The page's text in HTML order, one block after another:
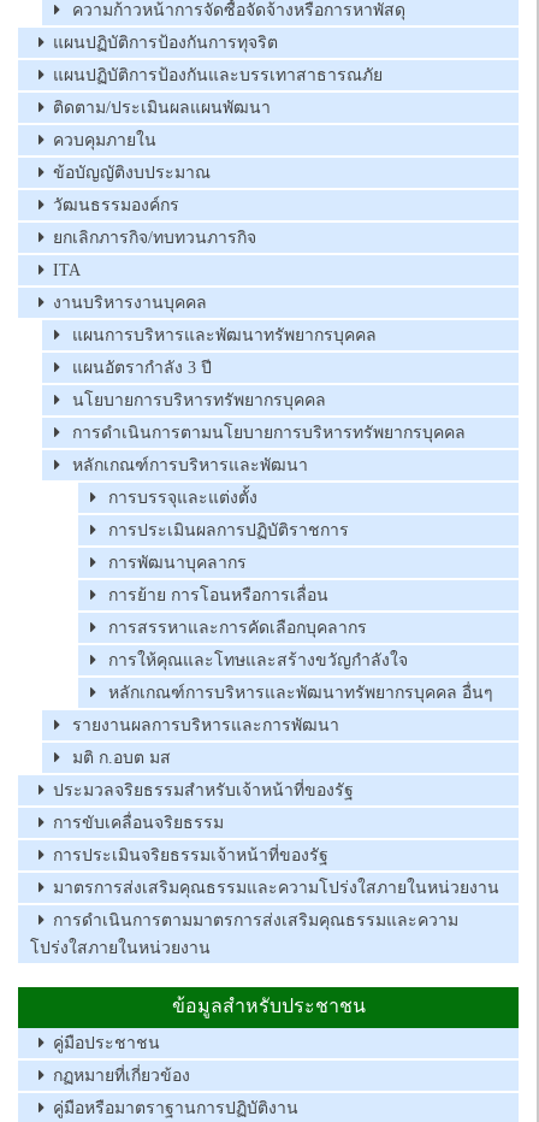
ความก้าวหน้าการจัดซื้อจัดจ้างหรือการหาพัสดุ
แผนปฏิบัติการป้องกันการทุจริต
แผนปฏิบัติการป้องกันและบรรเทาสาธารณภัย
ติดตาม/ประเมินผลแผนพัฒนา
ควบคุมภายใน
ข้อบัญญัติงบประมาณ
วัฒนธรรมองค์กร
ยกเลิกภารกิจ/ทบทวนภารกิจ
ITA
งานบริหารงานบุคคล
แผนการบริหารและพัฒนาทรัพยากรบุคคล
แผนอัตรากำลัง 3 ปี
นโยบายการบริหารทรัพยากรบุคคล
การดำเนินการตามนโยบายการบริหารทรัพยากรบุคคล
หลักเกณฑ์การบริหารและพัฒนา
การบรรจุและแต่งตั้ง
การประเมินผลการปฏิบัติราชการ
การพัฒนาบุคลากร
การย้าย การโอนหรือการเลื่อน
การสรรหาและการคัดเลือกบุคลากร
การให้คุณและโทษและสร้างขวัญกำลังใจ
หลักเกณฑ์การบริหารและพัฒนาทรัพยากรบุคคล อื่นๆ
รายงานผลการบริหารและการพัฒนา
มติ ก.อบต มส
ประมวลจริยธรรมสำหรับเจ้าหน้าที่ของรัฐ
การขับเคลื่อนจริยธรรม
การประเมินจริยธรรมเจ้าหน้าที่ของรัฐ
มาตรการส่งเสริมคุณธรรมและความโปร่งใสภายในหน่วยงาน
การดำเนินการตามมาตรการส่งเสริมคุณธรรมและความ
โปร่งใสภายในหน่วยงาน
ข้อมูลสำหรับประชาชน
คู่มือประชาชน
กฏหมายที่เกี่ยวข้อง
คู่มือหรือมาตราฐานการปฏิบัติงาน